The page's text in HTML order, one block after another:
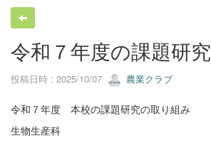
令和７年度の課題研究
投稿日時 : 2025/10/07 農業クラブ
令和７年度 本校の課題研究の取り組み
生物生産科